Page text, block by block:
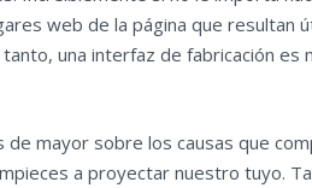
web de la página que resultan
una interfaz de fabricación es
de mayor sobre los causas que
a proyectar nuestro tuyo.